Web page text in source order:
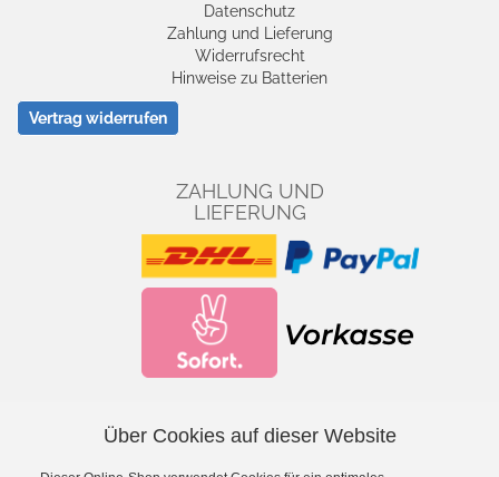
Datenschutz
Zahlung und Lieferung
Widerrufsrecht
Hinweise zu Batterien
Vertrag widerrufen
ZAHLUNG UND
LIEFERUNG
Über Cookies auf dieser Website